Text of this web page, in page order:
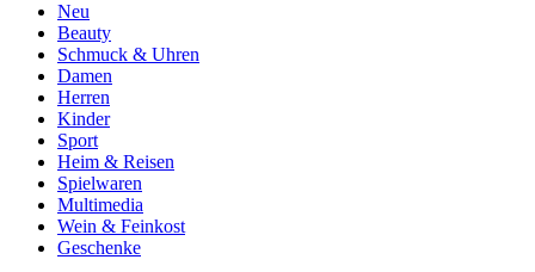
Neu
Beauty
Schmuck & Uhren
Damen
Herren
Kinder
Sport
Heim & Reisen
Spielwaren
Multimedia
Wein & Feinkost
Geschenke